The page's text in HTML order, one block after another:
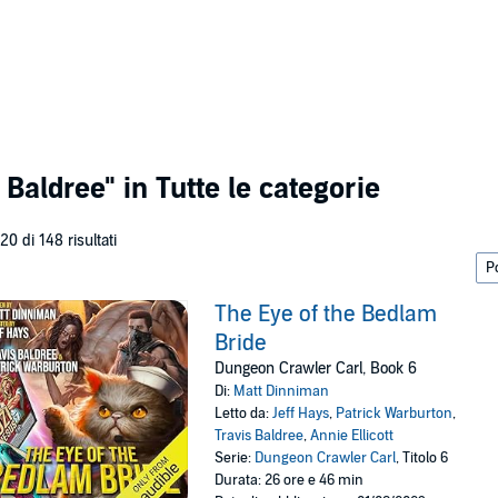
in Tutte le categorie
di 148 risultati
The Eye of the Bedlam
Bride
Dungeon Crawler Carl, Book 6
Di: Matt Dinniman
Letto da:Jeff Hays, Patrick Warburton,
Travis Baldree,Annie Ellicott
Serie: Dungeon Crawler Carl, Titolo 6
Durata: 26 ore e 46 min